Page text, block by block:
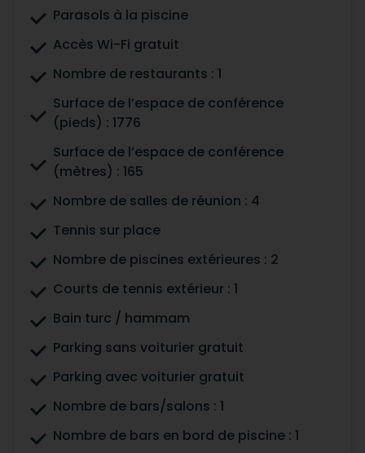
Parasols à la piscine
Accès Wi-Fi gratuit
Nombre de restaurants : 1
Surface de l’espace de conférence
(pieds) : 1776
Surface de l’espace de conférence
(mètres) : 165
Nombre de salles de réunion : 4
Tennis sur place
Nombre de piscines extérieures : 2
Courts de tennis extérieur : 1
Bain turc / hammam
Parking sans voiturier gratuit
Parking avec voiturier gratuit
Nombre de bars/salons : 1
Nombre de bars en bord de piscine : 1